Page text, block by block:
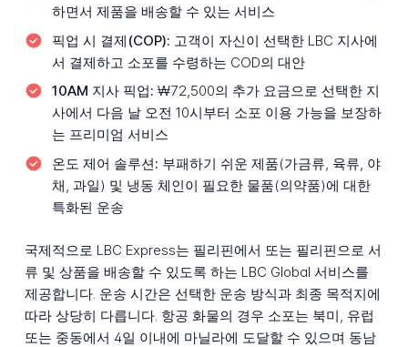
하면서 제품을 배송할 수 있는 서비스
픽업 시 결제(COP): 고객이 자신이 선택한 LBC 지사에
서 결제하고 소포를 수령하는 COD의 대안
10AM 지사 픽업: ₩72,500의 추가 요금으로 선택한 지
사에서 다음 날 오전 10시부터 소포 이용 가능을 보장하
는 프리미엄 서비스
온도 제어 솔루션: 부패하기 쉬운 제품(가금류, 육류, 야
채, 과일) 및 냉동 체인이 필요한 물품(의약품)에 대한
특화된 운송
국제적으로 LBC Express는 필리핀에서 또는 필리핀으로 서
류 및 상품을 배송할 수 있도록 하는 LBC Global 서비스를
제공합니다. 운송 시간은 선택한 운송 방식과 최종 목적지에
따라 상당히 다릅니다. 항공 화물의 경우 소포는 북미, 유럽
또는 중동에서 4일 이내에 마닐라에 도달할 수 있으며 동남